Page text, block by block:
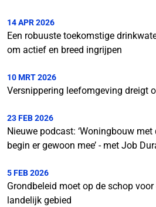
14 APR 2026
Een robuuste toekomstige
om actief en breed ingrijpen
10 MRT 2026
Versnippering leefomgeving dreigt
23 FEB 2026
Nieuwe podcast: ‘Woningbouw
begin er gewoon mee’ - met Job
5 FEB 2026
Grondbeleid moet op de schop
landelijk gebied